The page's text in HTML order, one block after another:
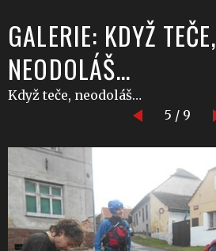
GALERIE: KDYŽ TEČE,
NEODOLÁŠ…
Když teče, neodoláš…
5 / 9